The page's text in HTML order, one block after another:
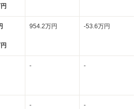
954.2万円 -53.6万円
- -
- -